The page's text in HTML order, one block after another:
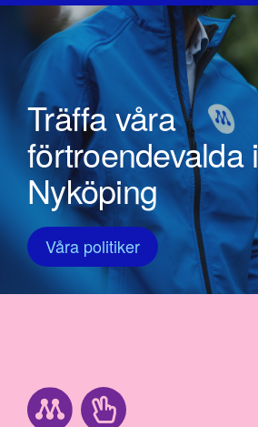
Träffa våra
förtroendevalda i
Nyköping
Våra politiker